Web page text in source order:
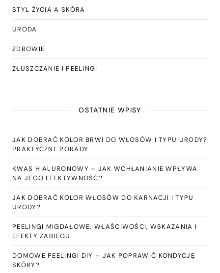
STYL ŻYCIA A SKÓRA
URODA
ZDROWIE
ZŁUSZCZANIE I PEELINGI
OSTATNIE WPISY
JAK DOBRAĆ KOLOR BRWI DO WŁOSÓW I TYPU URODY?
PRAKTYCZNE PORADY
KWAS HIALURONOWY – JAK WCHŁANIANIE WPŁYWA
NA JEGO EFEKTYWNOŚĆ?
JAK DOBRAĆ KOLOR WŁOSÓW DO KARNACJI I TYPU
URODY?
PEELINGI MIGDAŁOWE: WŁAŚCIWOŚCI, WSKAZANIA I
EFEKTY ZABIEGU
DOMOWE PEELINGI DIY – JAK POPRAWIĆ KONDYCJĘ
SKÓRY?